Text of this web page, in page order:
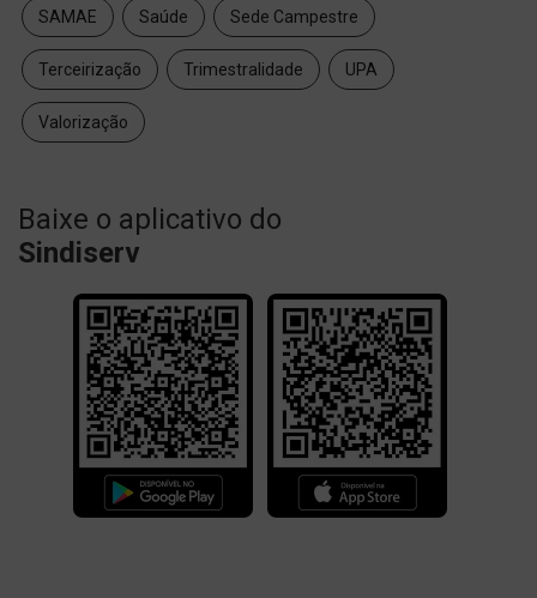
SAMAE Saúde Sede Campestre
Terceirização Trimestralidade UPA
Valorização
Baixe o aplicativo do
Sindiserv